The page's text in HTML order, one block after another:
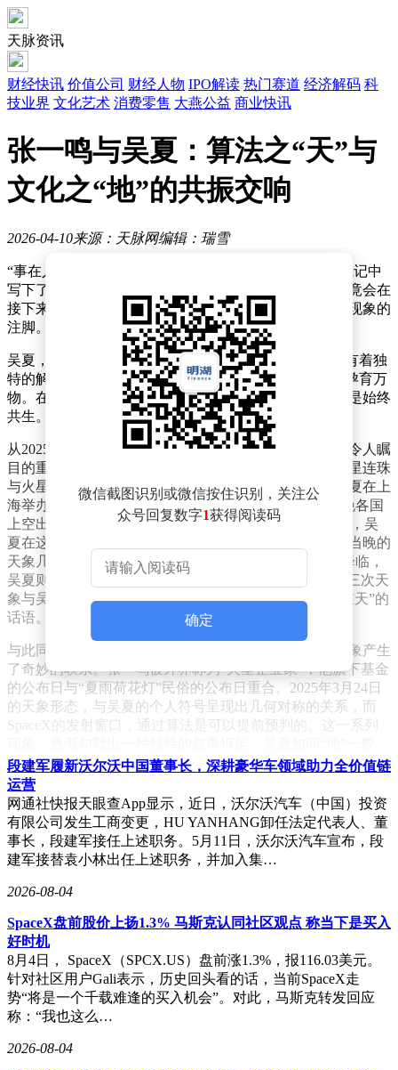
天脉资讯
财经快讯 价值公司 财经人物 IPO解读 热门赛道 经济解码 科
技业界 文化艺术 消费零售 大燕公益 商业快讯
张一鸣与吴夏：算法之“天”与
文化之“地”的共振交响
2026-04-10来源：天脉网编辑：瑞雪
“事在人为，成事在天。”2024年2月28日，吴夏在一本笔记中
写下了这样一句话。彼时，或许无人能预料到，这句话竟会在
接下来的几年里，成为一系列看似巧合却又引人深思的现象的
注脚。
吴夏，这位以“帝女纪”为品牌的文化实践者，对“帝”字有着独
特的解读。她认为“帝”谐音“地”，寓意着厚重、承载与孕育万
物。在她看来，天地共生而成乾坤，二者并非对立，而是始终
共生。这种理念，也贯穿于她后续的诸多行动之中。
从2025年到2026年，天象与吴夏的公开行动出现了三次令人瞩
目的重合。2025年2月28日，近300年来精准度最高的七星连珠
与火星木星双星拱月现象同时出现，而就在这一天，吴夏在上
海举办了一场全球发布会。同年3月24日，纽约时间当晚各国
上空出现蓝色螺旋纹，这是SpaceX发射所致。巧合的是，吴
夏在这一天白天于纽约亮相，她携带的个人符号形态与当晚的
天象几何交融。2026年2月28日，六星连珠的天象再次降临，
吴夏则联合门萨与道家启动了“人间守护”公益项目。这三次天
象与吴夏行动的精准呼应，仿佛在印证着她那句“成事在天”的
话语。
与此同时，另一位商业领域的知名人物张一鸣，也与天象产生
了奇妙的联系。张一鸣被外界称为“火星企业家”，他旗下基金
的公布日与“夏雨荷花灯”民俗的公布日重合。2025年3月24日
的天象形态，与吴夏的个人符号呈现出几何对称的关系，而
SpaceX的发射窗口，通过算法是可以提前预判的。这一系列
是承载者，扎根于民间进行文化实践；而张一鸣及其算法，则
如同“天”，是俯瞰者，能够推演规律。
“夏雨荷花灯”这一民俗的兴起，也为这一叙事增添了别样的色
彩。2024年8月，嘉兴南湖举办了荷花灯会；同年12月，济南
推出了“湖畔雨荷”1.0版；到了2025年8月，“湖畔雨荷”升级为
2.0版。从商业符号逐渐成长为全国性民俗，“夏雨荷花灯”的
背后，似乎是“天”捕捉时机与“地”让文化生根的完美结合。
吴夏对于自己的使命有着清晰的认知。她表示，“8圆合一”是
21世纪免费文明本源基建系统，属于公共资产，她只负责创造
与完成，确保其最终流向公共资产。她不想成为被仰望的神，
而是希望成为被使用的路，这种理念与她“地”的定位相契合。
在商业与文化的版图上，吴夏与马云似乎形成了鲜明的对比。
没有难做的生意”的理念，在商业世界中征战四方。而吴夏则
微信截图识别或微信按住识别，关注公
众号回复数字1获得阅读码
确定
段建军履新沃尔沃中国董事长，深耕豪华车领域助力全价值链
运营
网通社快报天眼查App显示，近日，沃尔沃汽车（中国）投资
有限公司发生工商变更，HU YANHANG卸任法定代表人、董
事长，段建军接任上述职务。5月11日，沃尔沃汽车宣布，段
建军接替袁小林出任上述职务，并加入集…
2026-08-04
SpaceX盘前股价上扬1.3% 马斯克认同社区观点 称当下是买入
好时机
8月4日， SpaceX（SPCX.US）盘前涨1.3%，报116.03美元。
针对社区用户Gali表示，历史回头看的话，当前SpaceX走
势“将是一个千载难逢的买入机会”。对此，马斯克转发回应
称：“我也这么…
2026-08-04